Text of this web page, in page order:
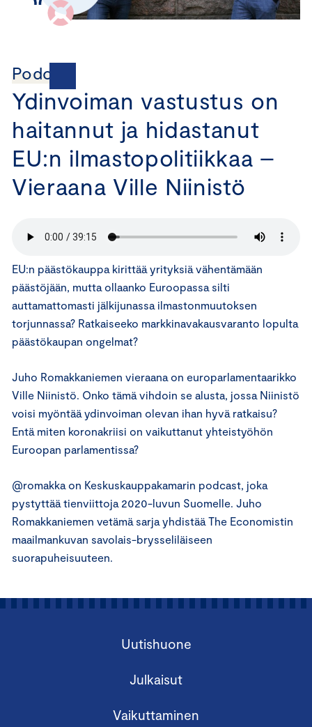
Podcast
Ydinvoiman vastustus on
haitannut ja hidastanut
EU:n ilmastopolitiikkaa –
Vieraana Ville Niinistö
EU:n päästökauppa kirittää yrityksiä vähentämään
päästöjään, mutta ollaanko Euroopassa silti
auttamattomasti jälkijunassa ilmastonmuutoksen
torjunnassa? Ratkaiseeko markkinavakausvaranto lopulta
päästökaupan ongelmat?
Juho Romakkaniemen vieraana on europarlamentaarikko
Ville Niinistö. Onko tämä vihdoin se alusta, jossa Niinistö
voisi myöntää ydinvoiman olevan ihan hyvä ratkaisu?
Entä miten koronakriisi on vaikuttanut yhteistyöhön
Euroopan parlamentissa?
@romakka on Keskuskauppakamarin podcast, joka
pystyttää tienviittoja 2020-luvun Suomelle. Juho
Romakkaniemen vetämä sarja yhdistää The Economistin
maailmankuvan savolais-brysseliläiseen
suorapuheisuuteen.
Uutishuone
Julkaisut
Vaikuttaminen